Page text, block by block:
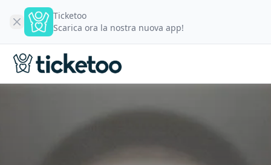
Ticketoo
Scarica ora la nostra nuova app!